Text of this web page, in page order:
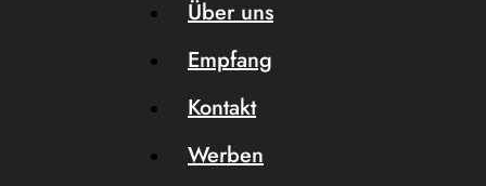
Über uns
Empfang
Kontakt
Werben